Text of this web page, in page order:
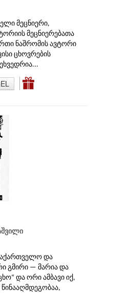
მეცნიერი,
მეცნიერებათა
ნაშრომის ავტორი
ცხოვრების
და
გმირი — მარია და
და ორი ამბავი იქ,